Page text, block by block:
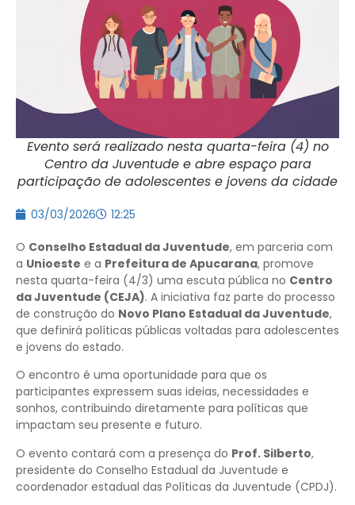
Evento será realizado nesta quarta-feira (4) no
Centro da Juventude e abre espaço para
participação de adolescentes e jovens da cidade
03/03/2026 12:25
O Conselho Estadual da Juventude, em parceria com
a Unioeste e a Prefeitura de Apucarana, promove
nesta quarta-feira (4/3) uma escuta pública no Centro
da Juventude (CEJA). A iniciativa faz parte do processo
de construção do Novo Plano Estadual da Juventude,
que definirá políticas públicas voltadas para adolescentes
e jovens do estado.
O encontro é uma oportunidade para que os
participantes expressem suas ideias, necessidades e
sonhos, contribuindo diretamente para políticas que
impactam seu presente e futuro.
O evento contará com a presença do Prof. Silberto,
presidente do Conselho Estadual da Juventude e
coordenador estadual das Políticas da Juventude (CPDJ).